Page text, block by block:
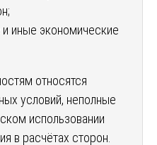
и иные экономические
относятся
условий, неполные
использовании
в расчётах сторон.